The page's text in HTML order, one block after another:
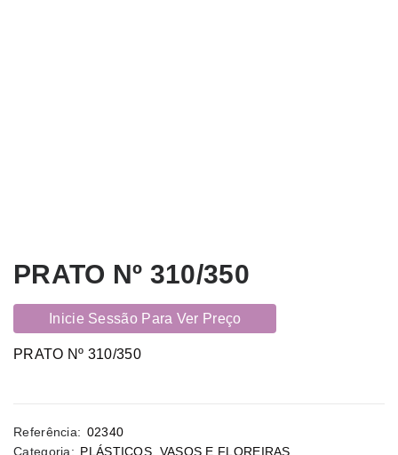
PRATO Nº 310/350
Inicie Sessão Para Ver Preço
PRATO Nº 310/350
Referência: 02340
Categoria: PLÁSTICOS VASOS E FLOREIRAS